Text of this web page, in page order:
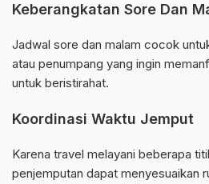
Keberangkatan Sore Dan
Jadwal sore dan malam cocok
atau penumpang yang ingin
untuk beristirahat.
Koordinasi Waktu Jemput
Karena travel melayani beberapa
penjemputan dapat menyesuaikan